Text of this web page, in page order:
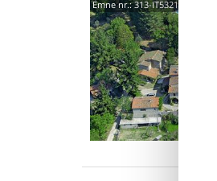
Emne nr.:313-IT5321.605.4